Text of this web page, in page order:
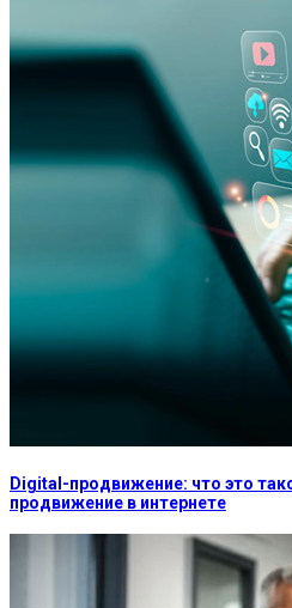
Digital-продвижение: что это
продвижение в интернете